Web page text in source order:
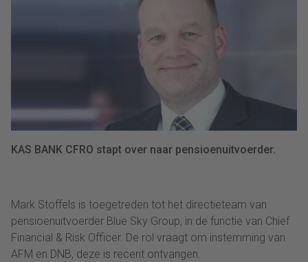
KAS BANK CFRO stapt over naar pensioenuitvoerder.
Mark Stoffels is toegetreden tot het directieteam van
pensioenuitvoerder Blue Sky Group, in de functie van Chief
Financial & Risk Officer. De rol vraagt om instemming van
AFM en DNB, deze is recent ontvangen.